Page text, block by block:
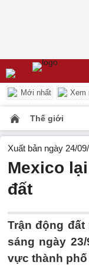
Mới nhất Xem
Thế giới
Xuất bản ngày 24/
Mexico
đất
Trận động đất
sáng ngày
vực thành phố